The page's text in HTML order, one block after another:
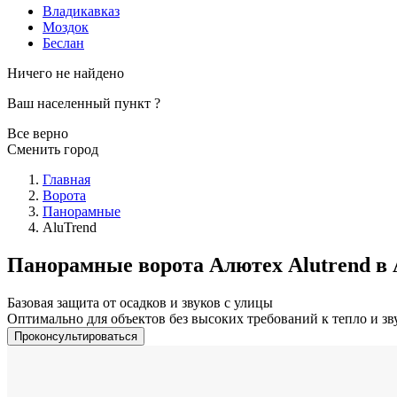
Владикавказ
Моздок
Беслан
Ничего не найдено
Ваш населенный пункт ?
Все верно
Сменить город
Главная
Ворота
Панорамные
AluTrend
Панорамные ворота Алютех Alutrend в
Базовая защита от осадков и звуков с улицы
Оптимально для объектов без высоких требований к тепло и
Проконсультироваться